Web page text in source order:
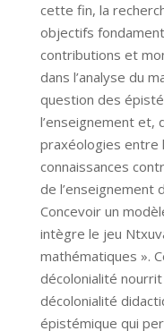
cette fin, la
objectifs
contributions et
dans l’analyse du
question des
l’enseignement et,
praxéologies entre
connaissances
de l’enseignement
Concevoir un
intègre le jeu
mathématiques ».
décolonialité
décolonialité
épistémique qui